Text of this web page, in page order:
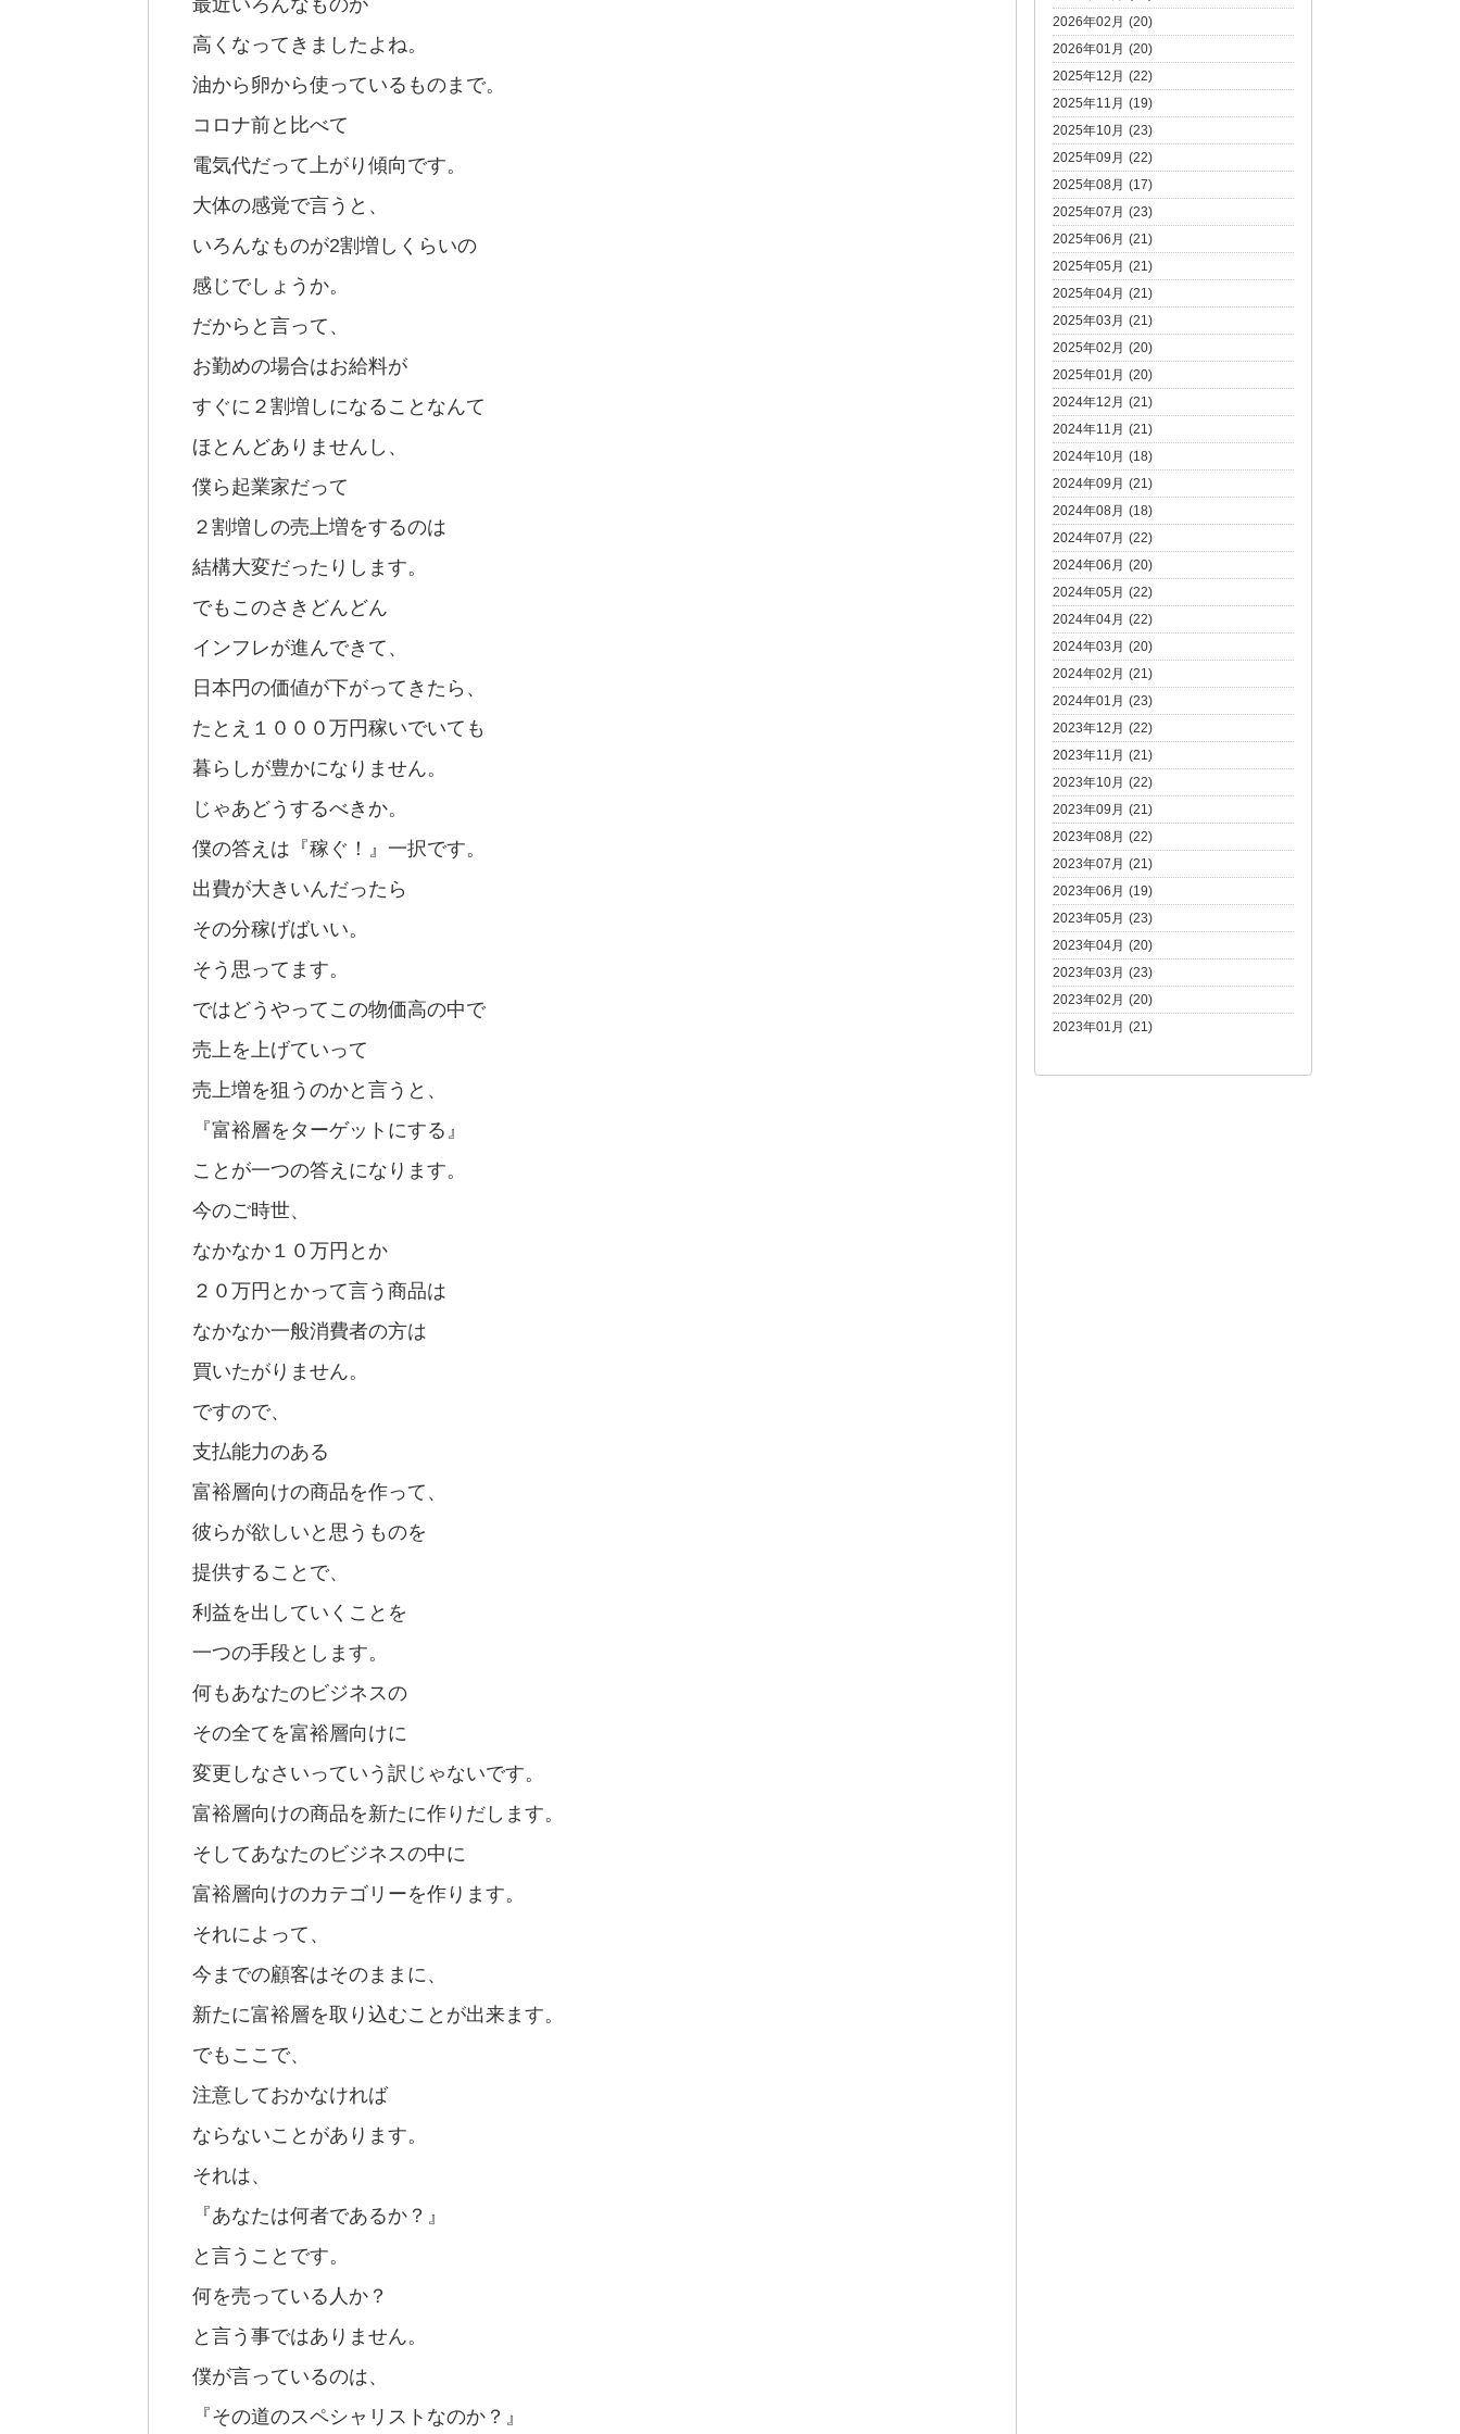
高くなってきましたよね。
油から卵から使っているものまで。
コロナ前と比べて
電気代だって上がり傾向です。
大体の感覚で言うと、
いろんなものが2割増しくらいの
感じでしょうか。
だからと言って、
お勤めの場合はお給料が
すぐに２割増しになることなんて
ほとんどありませんし、
僕ら起業家だって
２割増しの売上増をするのは
結構大変だったりします。
でもこのさきどんどん
インフレが進んできて、
日本円の価値が下がってきたら、
たとえ１０００万円稼いでいても
暮らしが豊かになりません。
じゃあどうするべきか。
僕の答えは『稼ぐ！』一択です。
出費が大きいんだったら
その分稼げばいい。
そう思ってます。
ではどうやってこの物価高の中で
売上を上げていって
売上増を狙うのかと言うと、
『富裕層をターゲットにする』
ことが一つの答えになります。
今のご時世、
なかなか１０万円とか
２０万円とかって言う商品は
なかなか一般消費者の方は
買いたがりません。
ですので、
支払能力のある
富裕層向けの商品を作って、
彼らが欲しいと思うものを
提供することで、
利益を出していくことを
一つの手段とします。
何もあなたのビジネスの
その全てを富裕層向けに
変更しなさいっていう訳じゃないです。
富裕層向けの商品を新たに作りだします。
そしてあなたのビジネスの中に
富裕層向けのカテゴリーを作ります。
それによって、
今までの顧客はそのままに、
新たに富裕層を取り込むことが出来ます。
でもここで、
注意しておかなければ
ならないことがあります。
それは、
『あなたは何者であるか？』
と言うことです。
何を売っている人か？
と言う事ではありません。
僕が言っているのは、
『その道のスペシャリストなのか？』
2026年02月 (20)
2026年01月 (20)
2025年12月 (22)
2025年11月 (19)
2025年10月 (23)
2025年09月 (22)
2025年08月 (17)
2025年07月 (23)
2025年06月 (21)
2025年05月 (21)
2025年04月 (21)
2025年03月 (21)
2025年02月 (20)
2025年01月 (20)
2024年12月 (21)
2024年11月 (21)
2024年10月 (18)
2024年09月 (21)
2024年08月 (18)
2024年07月 (22)
2024年06月 (20)
2024年05月 (22)
2024年04月 (22)
2024年03月 (20)
2024年02月 (21)
2024年01月 (23)
2023年12月 (22)
2023年11月 (21)
2023年10月 (22)
2023年09月 (21)
2023年08月 (22)
2023年07月 (21)
2023年06月 (19)
2023年05月 (23)
2023年04月 (20)
2023年03月 (23)
2023年02月 (20)
2023年01月 (21)